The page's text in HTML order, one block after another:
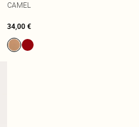
CAMEL
34,00 €